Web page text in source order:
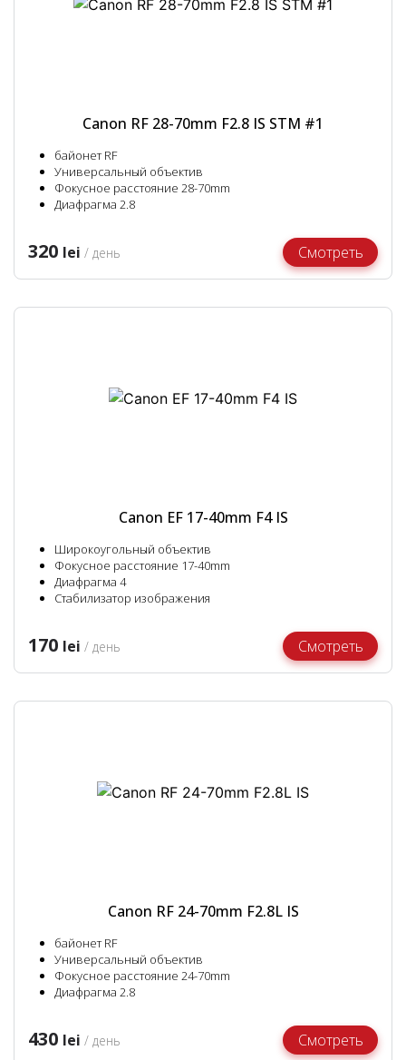
Canon RF 28-70mm F2.8 IS STM #1
байонет RF
Универсальный объектив
Фокусное расстояние 28-70mm
Диафрагма 2.8
320 lei / день Смотреть
Canon EF 17-40mm F4 IS
Широкоугольный объектив
Фокусное расстояние 17-40mm
Диафрагма 4
Стабилизатор изображения
170 lei / день Смотреть
Canon RF 24-70mm F2.8L IS
байонет RF
Универсальный объектив
Фокусное расстояние 24-70mm
Диафрагма 2.8
430 lei / день Смотреть